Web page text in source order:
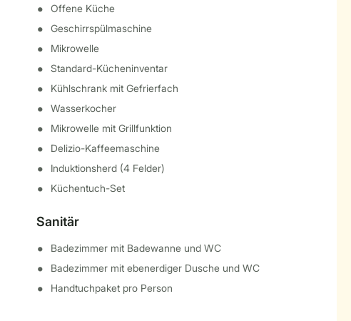
Offene Küche
Geschirrspülmaschine
Mikrowelle
Standard-Kücheninventar
Kühlschrank mit Gefrierfach
Wasserkocher
Mikrowelle mit Grillfunktion
Delizio-Kaffeemaschine
Induktionsherd (4 Felder)
Küchentuch-Set
Sanitär
Badezimmer mit Badewanne und WC
Badezimmer mit ebenerdiger Dusche und WC
Handtuchpaket pro Person